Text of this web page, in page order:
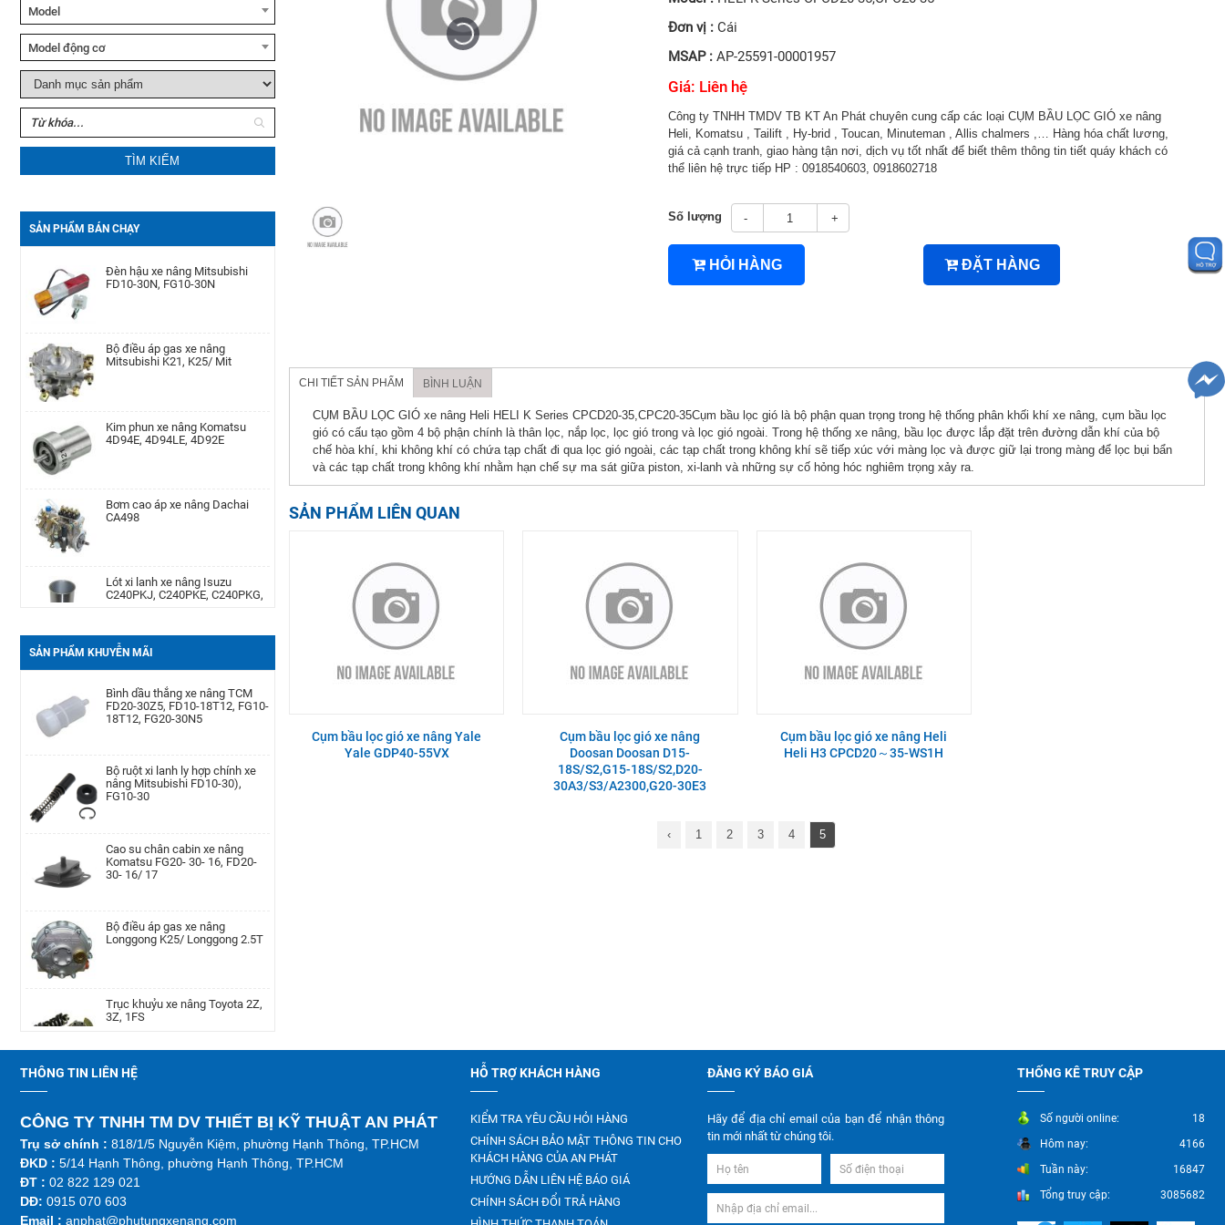
Model
Model động cơ
TÌM KIẾM
SẢN PHẨM BÁN CHẠY
Xe nâng tay cao Noblelift
Xe nâng tay Noblelift HPT20S
FD10-30N, FG10-30N
Mitsubishi K21, K25/ Mit
4D94E, 4D94LE, 4D92E
CA498
C240PKJ, C240PKE, C240PKG,
C240PE-15
Bạc đạn chặn hông xe nâng
Càng xe nâng Type II A type
Lọc nhớt xe nâng Nissan TD27,
LH | AP-F36A4-00002010
Bánh răng trục chân thắng xe
nâng Linde, 115-02/03, 336-
02/03, 350, 386, 391, 392, 393,
Trụ khung cabin xe nâng Tcm,
FD20~30T3CD/CS-A
SẢN PHẨM KHUYỄN MÃI
TCM FD50-100Z8
Motor khởi động xe nâng
Pít Tông xe nâng Toyota 1DZ-
Máy phát điện xe nâng Dynamo
Cảm biến lọc dầu xe nâng TCM
FD20-30Z5, FD10-18T12, FG10-
18T12, FG20-30N5
nâng Mitsubishi FD10-30),
FG10-30
Komatsu FG20- 30- 16, FD20-
30- 16/ 17
Longgong K25/ Longgong 2.5T
3Z, 1FS
Lọc nhớt xe nâng TCM TD27,
TD42, QD32
Kim phun xe nâng Hyundai
D4BB,4LB1
Đơn vị : Cái
MSAP : AP-25591-00001957
Giá: Liên hệ
Công ty TNHH TMDV TB KT An Phát chuyên cung cấp các loại CỤM BẦU LỌC GIÓ xe nâng
Heli, Komatsu , Tailift , Hy-brid , Toucan, Minuteman , Allis chalmers ,… Hàng hóa chất lương,
giá cả cạnh tranh, giao hàng tận nơi, dịch vụ tốt nhất để biết thêm thông tin tiết quáy khách có
thể liên hệ trực tiếp HP : 0918540603, 0918602718
Số lượng - +
HỎI HÀNG ĐẶT HÀNG
CHI TIẾT SẢN PHẨM BÌNH LUẬN
CỤM BẦU LỌC GIÓ xe nâng Heli HELI K Series CPCD20-35,CPC20-35Cụm bầu lọc gió là bộ phận quan trọng trong hệ thống phân khối khí xe nâng, cụm bầu lọc
gió có cấu tạo gồm 4 bộ phận chính là thân lọc, nắp lọc, lọc gió trong và lọc gió ngoài. Trong hệ thống xe nâng, bầu lọc được lắp đặt trên đường dẫn khí của bộ
chế hòa khí, khi không khí có chứa tạp chất đi qua lọc gió ngoài, các tạp chất trong không khí sẽ tiếp xúc với màng lọc và được giữ lại trong màng để lọc bụi bẩn
và các tạp chất trong không khí nhằm hạn chế sự ma sát giữa piston, xi-lanh và những sự cố hỏng hóc nghiêm trọng xảy ra.
SẢN PHẨM LIÊN QUAN
Cụm bầu lọc gió xe nâng Yale
Yale GDP40-55VX
Cụm bầu lọc gió xe nâng
Doosan Doosan D15-
18S/S2,G15-18S/S2,D20-
30A3/S3/A2300,G20-30E3
Cụm bầu lọc gió xe nâng Heli
Heli H3 CPCD20～35-WS1H
‹ 1 2 3 4 5
THÔNG TIN LIÊN HỆ
CÔNG TY TNHH TM DV THIẾT BỊ KỸ THUẬT AN PHÁT
Trụ sở chính : 818/1/5 Nguyễn Kiệm, phường Hạnh Thông, TP.HCM
ĐKD : 5/14 Hạnh Thông, phường Hạnh Thông, TP.HCM
ĐT : 02 822 129 021
DĐ: 0915 070 603
Email : anphat@phutungxenang.com
HỖ TRỢ KHÁCH HÀNG
KIỂM TRA YÊU CẦU HỎI HÀNG
CHÍNH SÁCH BẢO MẬT THÔNG TIN CHO
KHÁCH HÀNG CỦA AN PHÁT
HƯỚNG DẪN LIÊN HỆ BÁO GIÁ
CHÍNH SÁCH ĐỔI TRẢ HÀNG
ĐĂNG KÝ BÁO GIÁ
Hãy để địa chỉ email của bạn để nhận thông
tin mới nhất từ chúng tôi.
THỐNG KÊ TRUY CẬP
Số người online:
18
Hôm nay:
4166
Tuần này:
16847
Tổng truy cập:
3085682